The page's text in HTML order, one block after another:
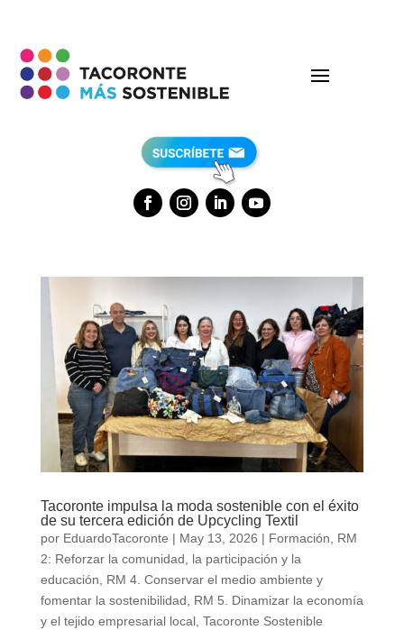
Tacoronte impulsa la moda sostenible con el éxito
de su tercera edición de Upcycling Textil
por EduardoTacoronte | May 13, 2026 | Formación
RM
2: Reforzar la comunidad, la participación y la
educación
RM 4. Conservar el medio ambiente y
fomentar la sostenibilidad
RM 5. Dinamizar la economía
y el tejido empresarial local, Tacoronte Sostenible